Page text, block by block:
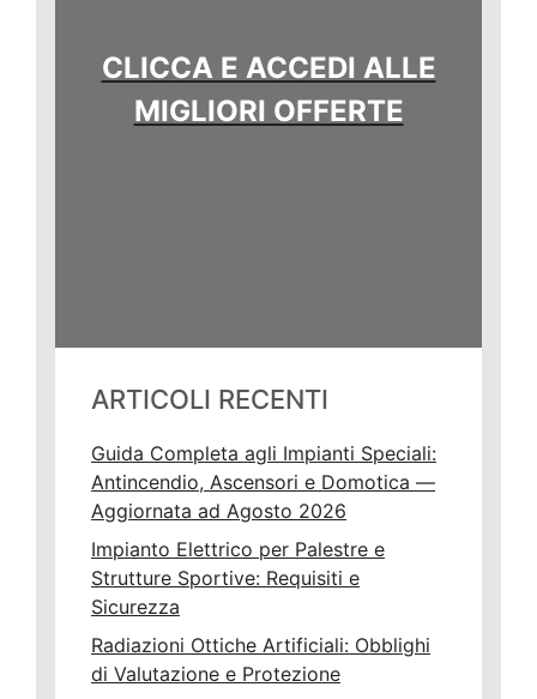
CLICCA E ACCEDI ALLE
MIGLIORI OFFERTE
ARTICOLI RECENTI
Guida Completa agli Impianti Speciali:
Antincendio, Ascensori e Domotica —
Aggiornata ad Agosto 2026
Impianto Elettrico per Palestre e
Strutture Sportive: Requisiti e
Sicurezza
Radiazioni Ottiche Artificiali: Obblighi
di Valutazione e Protezione